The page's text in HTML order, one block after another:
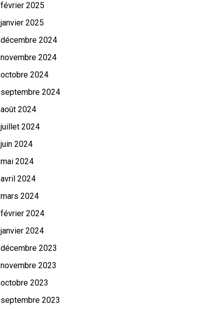
février 2025
janvier 2025
décembre 2024
novembre 2024
octobre 2024
septembre 2024
août 2024
juillet 2024
juin 2024
mai 2024
avril 2024
mars 2024
février 2024
janvier 2024
décembre 2023
novembre 2023
octobre 2023
septembre 2023